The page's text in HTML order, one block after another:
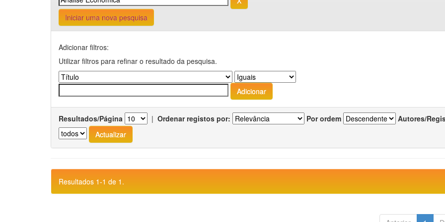
Iniciar uma nova pesquisa
Adicionar filtros:
Utilizar filtros para refinar o resultado da pesquisa.
Resultados/Página | Ordenar registos por: Por ordem Autores/
Resultados 1-1 de 1.